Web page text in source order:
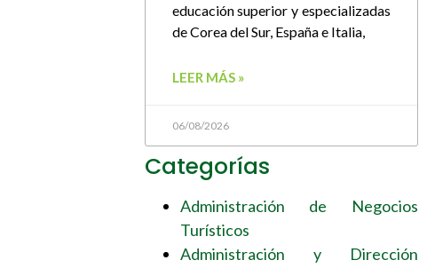
educación superior y especializadas
de Corea del Sur, España e Italia,
LEER MÁS »
06/08/2026
Categorías
Administración de Negocios
Turísticos
Administración y Dirección